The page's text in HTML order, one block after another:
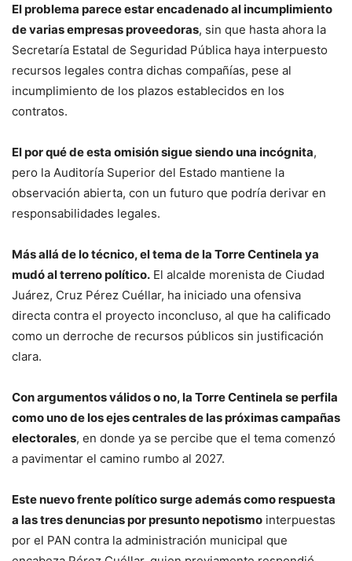
El problema parece estar encadenado al incumplimiento
de varias empresas proveedoras, sin que hasta ahora la
Secretaría Estatal de Seguridad Pública haya interpuesto
recursos legales contra dichas compañías, pese al
incumplimiento de los plazos establecidos en los
contratos.
El por qué de esta omisión sigue siendo una incógnita,
pero la Auditoría Superior del Estado mantiene la
observación abierta, con un futuro que podría derivar en
responsabilidades legales.
Más allá de lo técnico, el tema de la Torre Centinela ya
mudó al terreno político. El alcalde morenista de Ciudad
Juárez, Cruz Pérez Cuéllar, ha iniciado una ofensiva
directa contra el proyecto inconcluso, al que ha calificado
como un derroche de recursos públicos sin justificación
clara.
Con argumentos válidos o no, la Torre Centinela se perfila
como uno de los ejes centrales de las próximas campañas
electorales, en donde ya se percibe que el tema comenzó
a pavimentar el camino rumbo al 2027.
Este nuevo frente político surge además como respuesta
a las tres denuncias por presunto nepotismo interpuestas
por el PAN contra la administración municipal que